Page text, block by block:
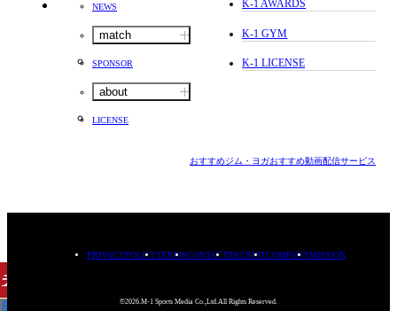
チケット
NEWS
match
SPONSOR
about
LICENSE
K-1 AWARDS
K-1 GYM
K-1 LICENSE
おすすめジム・ヨガおすすめ動画配信サービス
PRIVACYPOLICYTERMSCONTACTRECRUITCOMPANYMISSION
©2026.M-1 Sports Media Co.,Ltd.All Rights Reserved.